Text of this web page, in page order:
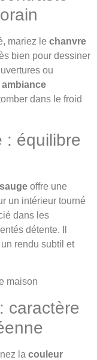
mariez le chanvre
bien pour dessiner
ou
ambiance
dans le froid
: équilibre
offre une
un intérieur tourné
dans les
détente. Il
rendu subtil et
caractère
la couleur